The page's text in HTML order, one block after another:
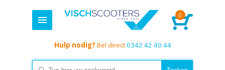
0
Hulp nodig? Bel direct0342 42 40 44